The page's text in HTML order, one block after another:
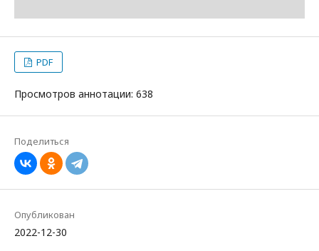
PDF
Просмотров аннотации: 638
Поделиться
Опубликован
2022-12-30